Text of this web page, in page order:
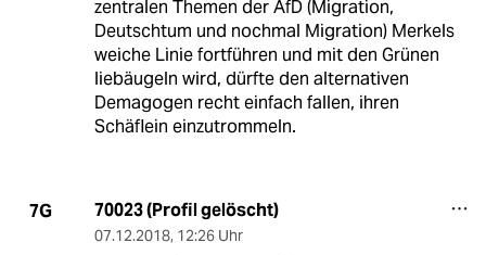
zentralen Themen der AfD (Migration,
Deutschtum und nochmal Migration) Merkels
weiche Linie fortführen und mit den Grünen
liebäugeln wird, dürfte den alternativen
Demagogen recht einfach fallen, ihren
Schäflein einzutrommeln.
7G 70023 (Profil gelöscht)
07.12.2018, 12:26 Uhr